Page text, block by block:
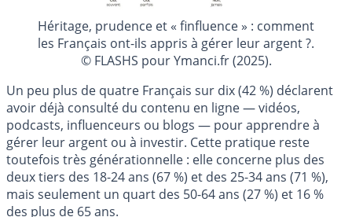
Héritage, prudence et « finfluence » : comment
les Français ont-ils appris à gérer leur argent ?.
© FLASHS pour Ymanci.fr (2025).
Un peu plus de quatre Français sur dix (42 %) déclarent
avoir déjà consulté du contenu en ligne — vidéos,
podcasts, influenceurs ou blogs — pour apprendre à
gérer leur argent ou à investir. Cette pratique reste
toutefois très générationnelle : elle concerne plus des
deux tiers des 18-24 ans (67 %) et des 25-34 ans (71 %),
mais seulement un quart des 50-64 ans (27 %) et 16 %
des plus de 65 ans.